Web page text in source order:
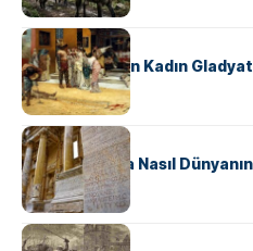
KÜLTÜR
Antik Roma’nın Kadın
KÜLTÜR
Antik Yunanca Nasıl
KÜLTÜR